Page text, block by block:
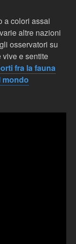
a colori assai
altre nazioni
osservatori su
vive e sentite
fra la fauna
mondo